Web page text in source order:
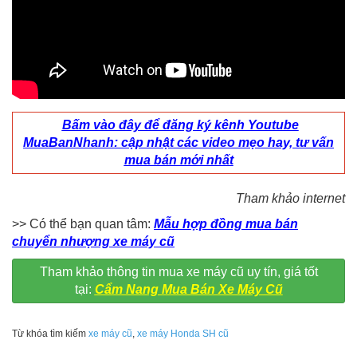
Bấm vào đây để đăng ký kênh Youtube
MuaBanNhanh: cập nhật các video mẹo hay, tư vấn
mua bán mới nhất
Tham khảo internet
>> Có thể bạn quan tâm: Mẫu hợp đồng mua bán
chuyển nhượng xe máy cũ
Tham khảo thông tin mua xe máy cũ uy tín, giá tốt
tại: Cẩm Nang Mua Bán Xe Máy Cũ
Từ khóa tìm kiếm xe máy cũ, xe máy Honda SH cũ